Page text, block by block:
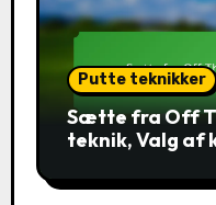
Putte teknikker
Sætte fra Off
teknik, Valg af